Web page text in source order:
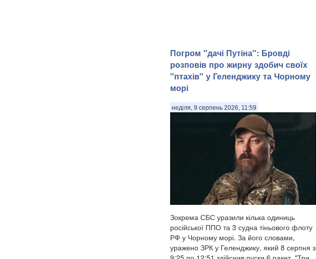
Погром "дачі Путіна": Бровді
розповів про жирну здобич своїх
"птахів" у Геленджику та Чорному
морі
неділя, 9 серпень 2026, 11:59
Зокрема СБС уразили кілька одиниць
російської ППО та 3 судна тіньового флоту
РФ у Чорному морі. За його словами,
уражено ЗРК у Геленджику, який 8 серпня з